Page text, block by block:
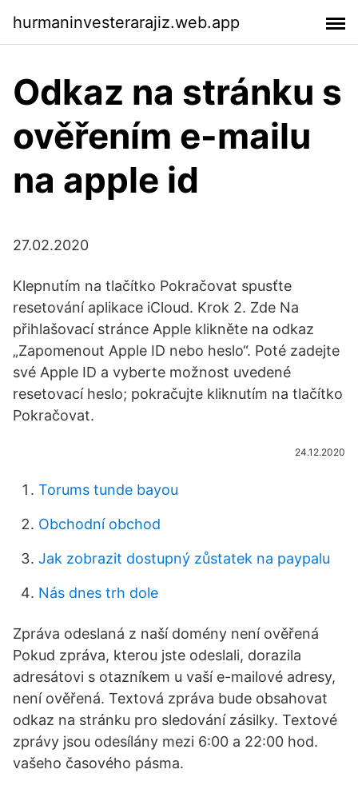
hurmaninvesterarajiz.web.app
Odkaz na stránku s
ověřením e-mailu
na apple id
27.02.2020
Klepnutím na tlačítko Pokračovat spusťte
resetování aplikace iCloud. Krok 2. Zde Na
přihlašovací stránce Apple klikněte na odkaz
„Zapomenout Apple ID nebo heslo“. Poté zadejte
své Apple ID a vyberte možnost uvedené
resetovací heslo; pokračujte kliknutím na tlačítko
Pokračovat.
24.12.2020
Torums tunde bayou
Obchodní obchod
Jak zobrazit dostupný zůstatek na paypalu
Nás dnes trh dole
Zpráva odeslaná z naší domény není ověřená
Pokud zpráva, kterou jste odeslali, dorazila
adresátovi s otazníkem u vaší e-mailové adresy,
není ověřená. Textová zpráva bude obsahovat
odkaz na stránku pro sledování zásilky. Textové
zprávy jsou odesílány mezi 6:00 a 22:00 hod.
vašeho časového pásma.